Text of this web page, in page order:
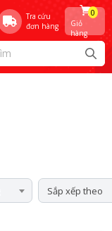
Tra cứu
đơn hàng
Giỏ
hàng
0
Sắp xếp theo